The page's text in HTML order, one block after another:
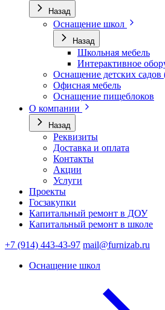
Назад
Оснащение школ
Назад
Школьная мебель
Интерактивное
Оснащение детских
Офисная мебель
Оснащение пищеблоков
О компании
Назад
Реквизиты
Доставка и оплата
Контакты
Акции
Услуги
Проекты
Госзакупки
Капитальный ремонт в ДОУ
Капитальный ремонт в школе
+7 (914) 443-43-97 mail@furnizab.ru
Оснащение школ